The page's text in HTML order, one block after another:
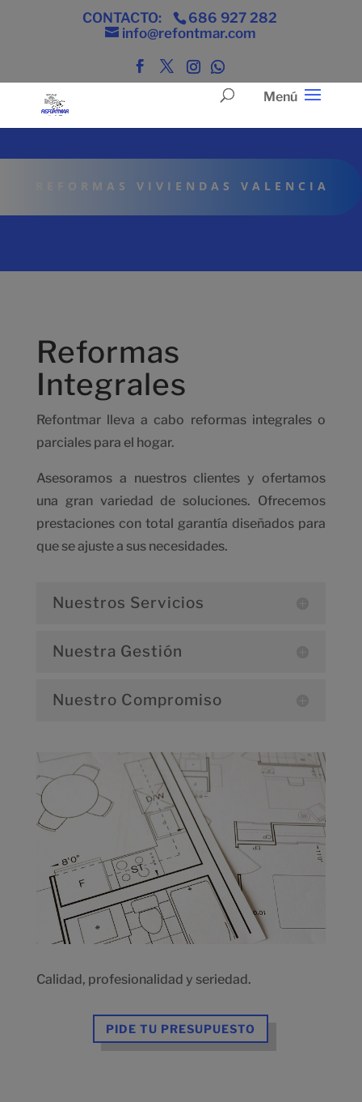
CONTACTO:
686 927 282
info@refontmar.com
REFORMAS VIVIENDAS VALENCIA
Reformas
Integrales
Refontmar lleva a cabo reformas integrales o
parciales para el hogar.
Asesoramos a nuestros clientes y ofertamos
una gran variedad de soluciones. Ofrecemos
prestaciones con total garantía diseñados para
que se ajuste a sus necesidades.
Nuestros Servicios
Nuestra Gestión
Nuestro Compromiso
Calidad, profesionalidad y seriedad.
PIDE TU PRESUPUESTO